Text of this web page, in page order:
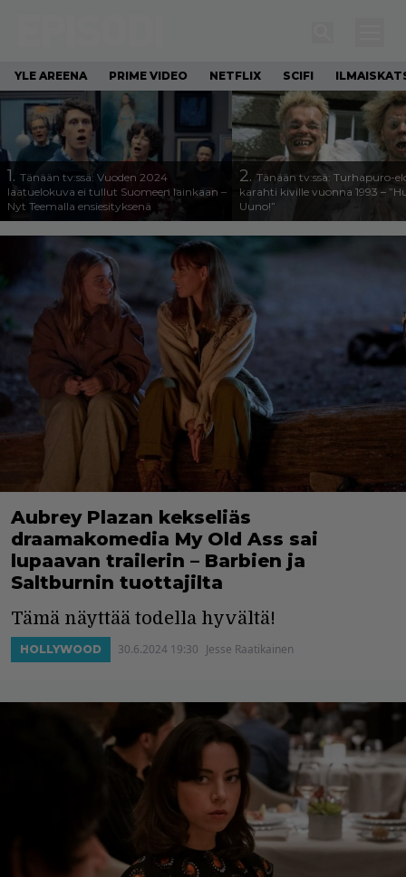
YLE AREENA PRIME VIDEO NETFLIX SCIFI
1. Tänään tv:ssä: Vuoden 2024
laatuelokuva ei tullut Suomeen lainkaan –
Nyt Teemalla ensiesityksenä
2. Tänään tv:ssä: Turhapuro-
karahti kiville vuonna 1993 –
Uuno!”
Aubrey Plazan kekseliäs
draamakomedia My Old Ass sai
lupaavan trailerin – Barbien ja
Saltburnin tuottajilta
Tämä näyttää todella hyvältä!
HOLLYWOOD 30.6.2024 19:30 Jesse Raatikainen